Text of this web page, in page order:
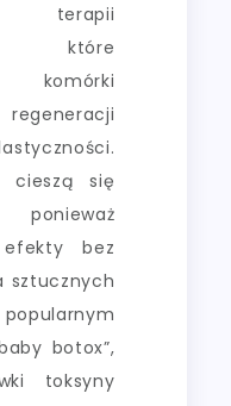
terapii
które
cieszą się
ponieważ
bez
sztucznych
botox”,
toksyny